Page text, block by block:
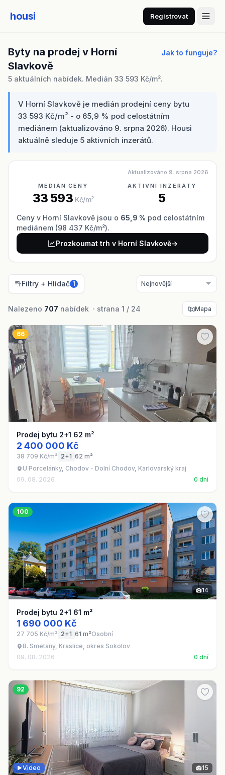
housi Registrovat
Byty na prodej v Horní
Slavkově
Jak to funguje?
5 aktuálních nabídek. Medián 33 593 Kč/m².
V Horní Slavkově je medián prodejní ceny bytu
33 593 Kč/m² - o 65,9 % pod celostátním
mediánem (aktualizováno 9. srpna 2026). Housi
aktuálně sleduje 5 aktivních inzerátů.
Aktualizováno 9. srpna 2026
MEDIÁN CENY
33 593 Kč/m²
AKTIVNÍ INZERÁTY
5
Ceny v Horní Slavkově jsou o 65,9 % pod celostátním
mediánem (98 437 Kč/m²).
Prozkoumat trh v Horní Slavkově→
Filtry + Hlídač 1
Nalezeno 707 nabídek · strana 1 / 24 Mapa
66
Prodej bytu 2+1 62 m²
2 400 000 Kč
38 709 Kč/m² 2+1 62 m²
U Porcelánky, Chodov - Dolní Chodov, Karlovarský kraj
09. 08. 2026
0 dní
100
14
Prodej bytu 2+1 61 m²
1 690 000 Kč
27 705 Kč/m² 2+1 61 m²Osobní
B. Smetany, Kraslice, okres Sokolov
09. 08. 2026
0 dní
92
15
Video